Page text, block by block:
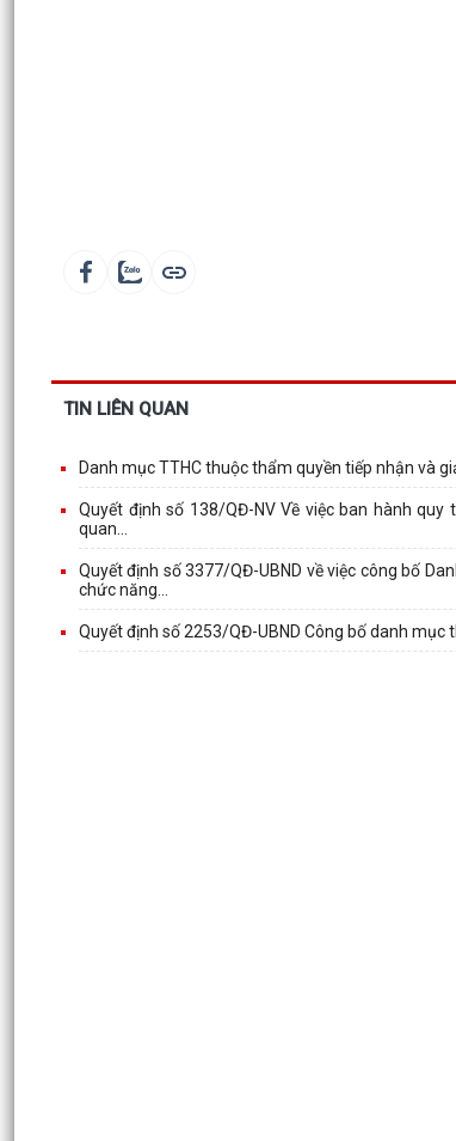
TIN LIÊN QUAN
Danh mục TTHC thuộc thẩm quyền tiếp nhận và
Quyết định số 138/QĐ-NV Về việc ban hành
quan...
Quyết định số 3377/QĐ-UBND về việc công bố
chức năng...
Quyết định số 2253/QĐ-UBND Công bố danh